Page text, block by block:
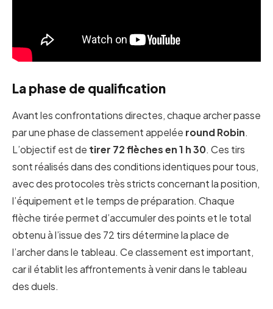
La phase de qualification
Avant les confrontations directes, chaque archer passe
par une phase de classement appelée round Robin.
L’objectif est de tirer 72 flèches en 1 h 30. Ces tirs
sont réalisés dans des conditions identiques pour tous,
avec des protocoles très stricts concernant la position,
l’équipement et le temps de préparation. Chaque
flèche tirée permet d’accumuler des points et le total
obtenu à l’issue des 72 tirs détermine la place de
l’archer dans le tableau. Ce classement est important,
car il établit les affrontements à venir dans le tableau
des duels.